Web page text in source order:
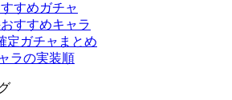
すめガチャ
すすめキャラ
定ガチャまとめ
ラの実装順